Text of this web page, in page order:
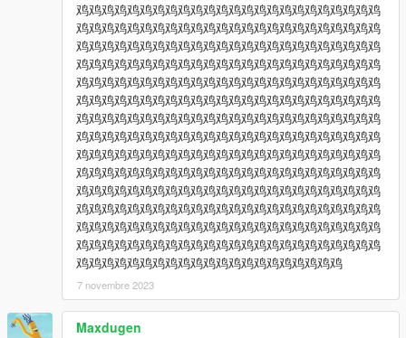
鸡鸡鸡鸡鸡鸡鸡鸡鸡鸡鸡鸡鸡鸡鸡鸡鸡鸡鸡鸡鸡鸡鸡鸡
鸡鸡鸡鸡鸡鸡鸡鸡鸡鸡鸡鸡鸡鸡鸡鸡鸡鸡鸡鸡鸡鸡鸡鸡
鸡鸡鸡鸡鸡鸡鸡鸡鸡鸡鸡鸡鸡鸡鸡鸡鸡鸡鸡鸡鸡鸡鸡鸡
鸡鸡鸡鸡鸡鸡鸡鸡鸡鸡鸡鸡鸡鸡鸡鸡鸡鸡鸡鸡鸡鸡鸡鸡
鸡鸡鸡鸡鸡鸡鸡鸡鸡鸡鸡鸡鸡鸡鸡鸡鸡鸡鸡鸡鸡鸡鸡鸡
鸡鸡鸡鸡鸡鸡鸡鸡鸡鸡鸡鸡鸡鸡鸡鸡鸡鸡鸡鸡鸡鸡鸡鸡
鸡鸡鸡鸡鸡鸡鸡鸡鸡鸡鸡鸡鸡鸡鸡鸡鸡鸡鸡鸡鸡鸡鸡鸡
鸡鸡鸡鸡鸡鸡鸡鸡鸡鸡鸡鸡鸡鸡鸡鸡鸡鸡鸡鸡鸡鸡鸡鸡
鸡鸡鸡鸡鸡鸡鸡鸡鸡鸡鸡鸡鸡鸡鸡鸡鸡鸡鸡鸡鸡鸡鸡鸡
鸡鸡鸡鸡鸡鸡鸡鸡鸡鸡鸡鸡鸡鸡鸡鸡鸡鸡鸡鸡鸡鸡鸡鸡
鸡鸡鸡鸡鸡鸡鸡鸡鸡鸡鸡鸡鸡鸡鸡鸡鸡鸡鸡鸡鸡鸡鸡鸡
鸡鸡鸡鸡鸡鸡鸡鸡鸡鸡鸡鸡鸡鸡鸡鸡鸡鸡鸡鸡鸡鸡鸡鸡
鸡鸡鸡鸡鸡鸡鸡鸡鸡鸡鸡鸡鸡鸡鸡鸡鸡鸡鸡鸡鸡鸡鸡鸡
鸡鸡鸡鸡鸡鸡鸡鸡鸡鸡鸡鸡鸡鸡鸡鸡鸡鸡鸡鸡鸡鸡鸡鸡
鸡鸡鸡鸡鸡鸡鸡鸡鸡鸡鸡鸡鸡鸡鸡鸡鸡鸡鸡鸡鸡
7 novembre 2023
Maxdugen